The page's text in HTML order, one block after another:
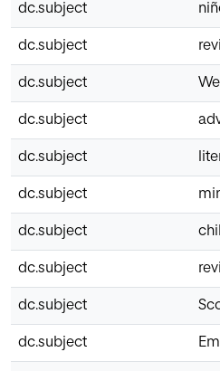
dc.subject
dc.subject
dc.subject
dc.subject
dc.subject
dc.subject
dc.subject
dc.subject
dc.subject
dc.subject